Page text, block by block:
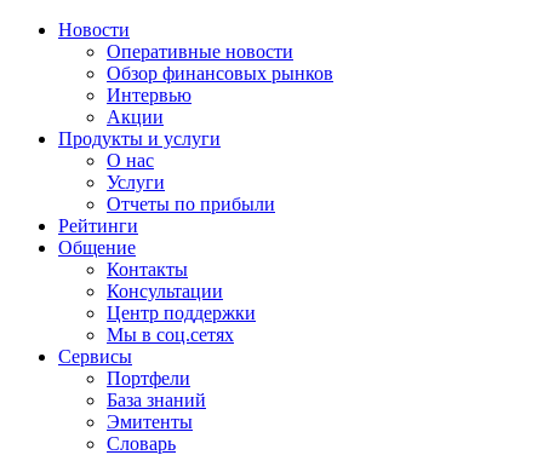
Новости
Оперативные новости
Обзор финансовых рынков
Интервью
Акции
Продукты и услуги
О нас
Услуги
Отчеты по прибыли
Рейтинги
Общение
Контакты
Консультации
Центр поддержки
Мы в соц.сетях
Сервисы
Портфели
База знаний
Эмитенты
Словарь